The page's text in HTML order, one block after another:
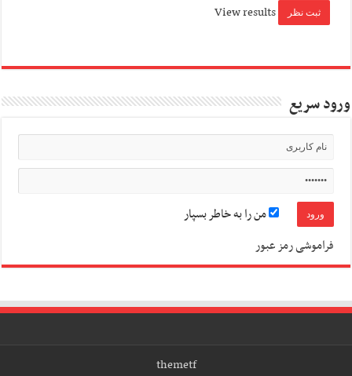
View results
ورود سریع
من را به خاطر بسپار
فراموشی رمز عبور
themetf